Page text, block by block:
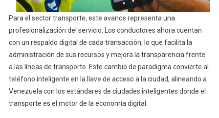
Para el sector transporte, este avance representa una
profesionalización del servicio. Los conductores ahora cuentan
con un respaldo digital de cada transacción, lo que facilita la
administración de sus recursos y mejora la transparencia frente
a las líneas de transporte. Este cambio de paradigma convierte al
teléfono inteligente en la llave de acceso a la ciudad, alineando a
Venezuela con los estándares de ciudades inteligentes donde el
transporte es el motor de la economía digital.